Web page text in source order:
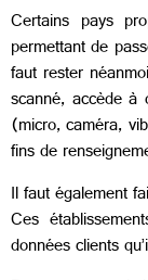
Certains pays
permettant de
faut rester
scanné, accède à
(micro, caméra,
fins de
Il faut également
Ces
données clients